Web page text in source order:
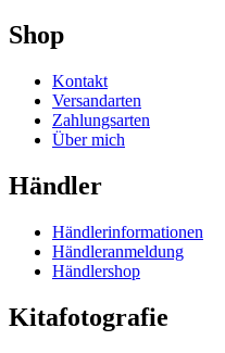
Shop
Kontakt
Versandarten
Zahlungsarten
Über mich
Händler
Händlerinformationen
Händleranmeldung
Händlershop
Kitafotografie